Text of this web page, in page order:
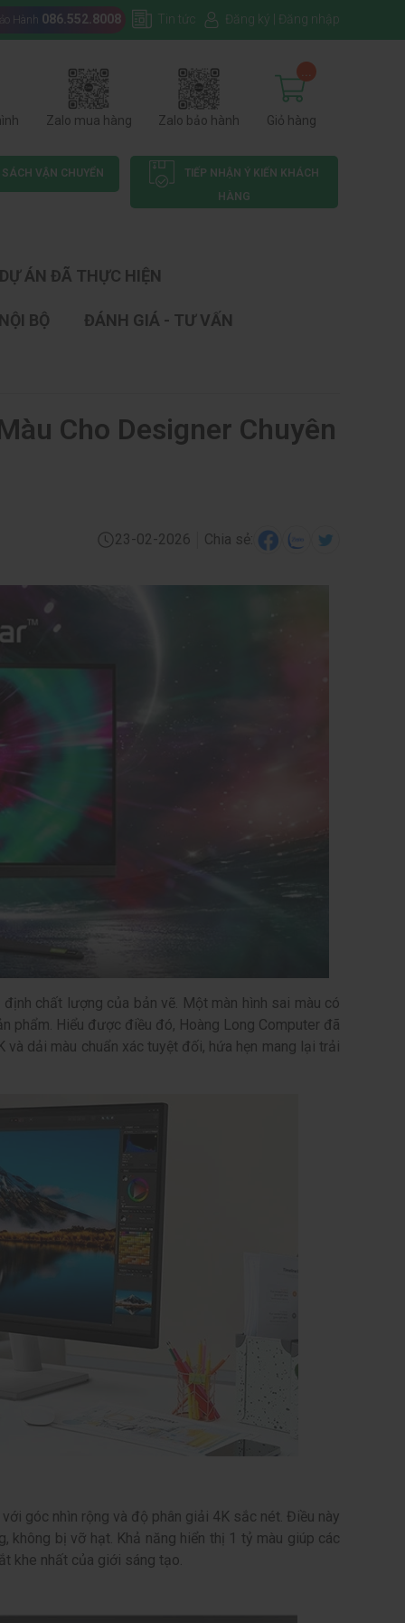
Hành 086.552.8008 Tin tức Đăng ký Đăng nhập
Zalo mua hàng Zalo bảo hành Giỏ hàng
VẬN CHUYỂN
TIẾP NHẬN Ý KIẾN KHÁCH
HÀNG
DỰ ÁN ĐÃ THỰC HIỆN
BỘ ĐÁNH GIÁ - TƯ VẤN
Cho Designer Chuyên
23-02-2026 Chia sẻ:
chất lượng của bản vẽ. Một màn hình sai màu có
phẩm. Hiểu được điều đó, Hoàng Long Computer đã
dải màu chuẩn xác tuyệt đối, hứa hẹn mang lại trải
góc nhìn rộng và độ phân giải 4K sắc nét. Điều này
không bị vỡ hạt. Khả năng hiển thị 1 tỷ màu giúp các
khe nhất của giới sáng tạo.